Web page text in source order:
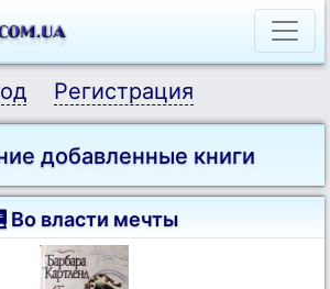
Регистрация
добавленные книги
Во власти мечты